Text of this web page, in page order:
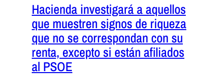
Hacienda investigará a aquellos
que muestren signos de riqueza
que no se correspondan con su
renta, excepto si están afiliados
al PSOE